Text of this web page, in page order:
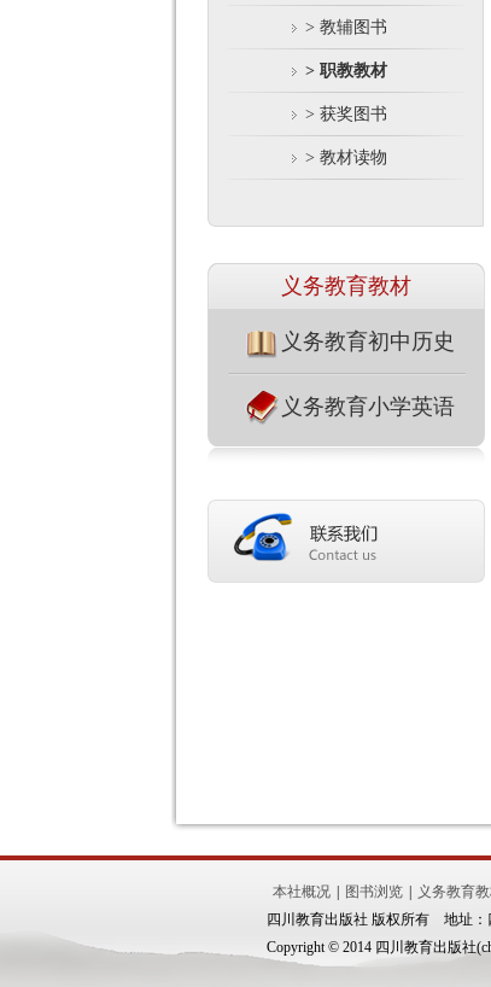
> 教辅图书
> 职教教材
> 获奖图书
> 教材读物
义务教育教材
义务教育初中历史
义务教育小学英语
本社概况 图书浏览 义务教育
四川教育出版社 版权所有 地址：
Copyright © 2014 四川教育出版社